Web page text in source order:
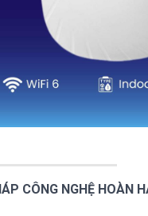
CÔNG NGHỆ HOÀN